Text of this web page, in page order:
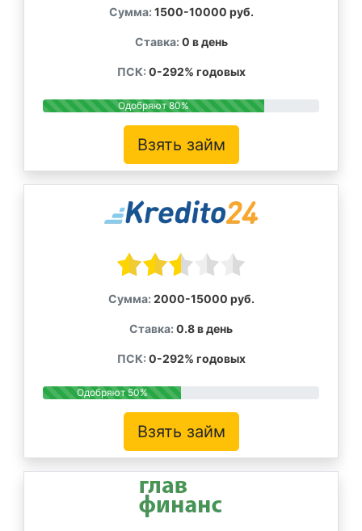
Сумма: 1500-10000 руб.
Ставка: 0 в день
ПСК: 0-292% годовых
Одобряют 80%
Взять займ
Сумма: 2000-15000 руб.
Ставка: 0.8 в день
ПСК: 0-292% годовых
Одобряют 50%
Взять займ